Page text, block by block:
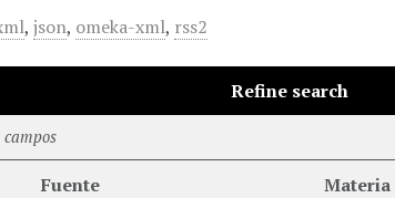
,json, omeka-xml, rss2
Refine search
Fuente Materia